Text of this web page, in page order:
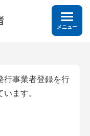
メニュー
行事業者登録を行
ます。